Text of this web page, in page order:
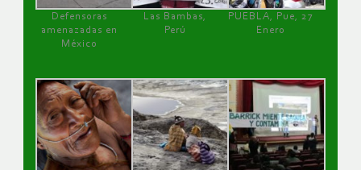
Defensoras
amenazadas en
México
Las Bambas,
Perú
PUEBLA, Pue, 27
Enero